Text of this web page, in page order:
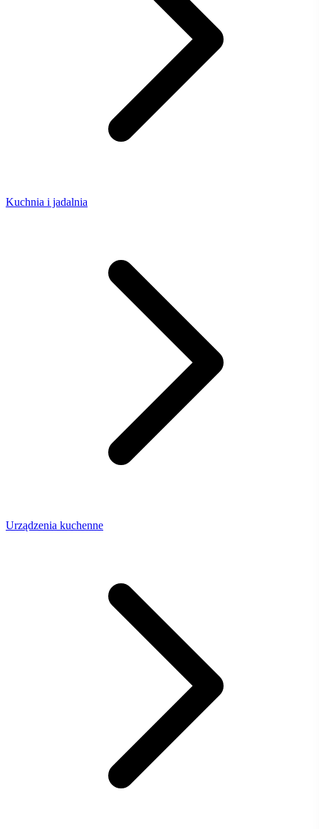
Kuchnia i jadalnia
Urządzenia kuchenne